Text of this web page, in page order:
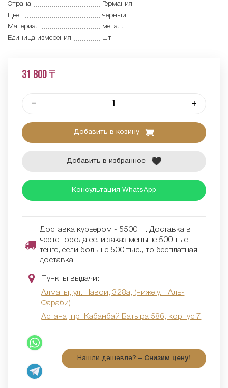
Страна
Германия
Цвет
черный
Материал
металл
Единица измерения
шт
31 800 ₸
– +
Добавить в козину
Добавить в избранное
Консультация WhatsApp
Доставка курьером - 5500 тг. Доставка в
черте города если заказ меньше 500 тыс.
тенге, если больше 500 тыс., то бесплатная
доставка
Пункты выдачи:
Алматы, ул. Навои, 328а, (ниже ул. Аль-
Фараби)
Астана, пр. Кабанбай Батыра 58б, корпус 7
Нашли дешевле? – Снизим цену!